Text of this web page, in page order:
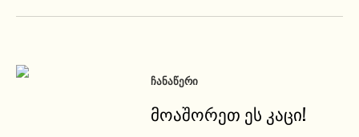
ᲩᲐᲜᲐᲬᲔᲠᲘ
მოაშორეთ ეს კაცი!